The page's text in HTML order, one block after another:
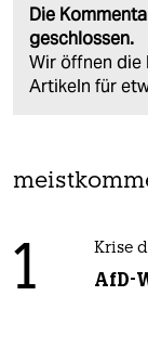
Die
geschlossen.
Wir öffnen die
Artikeln für
1 Krise
AfD-